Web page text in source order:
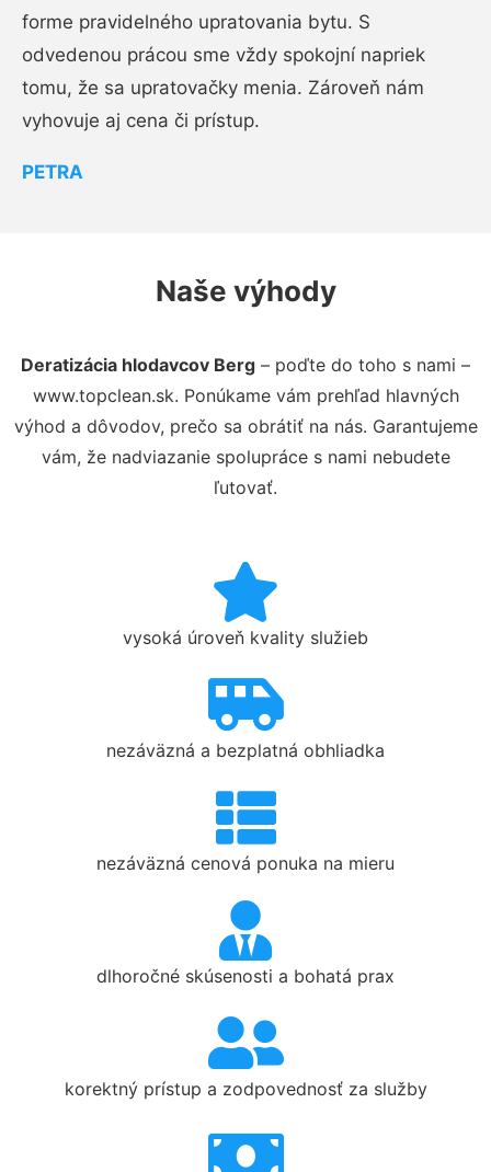
forme pravidelného upratovania bytu. S
odvedenou prácou sme vždy spokojní napriek
tomu, že sa upratovačky menia. Zároveň nám
vyhovuje aj cena či prístup.
PETRA
Naše výhody
Deratizácia hlodavcov Berg – poďte do toho s nami –
www.topclean.sk. Ponúkame vám prehľad hlavných
výhod a dôvodov, prečo sa obrátiť na nás. Garantujeme
vám, že nadviazanie spolupráce s nami nebudete
ľutovať.
vysoká úroveň kvality služieb
nezáväzná a bezplatná obhliadka
nezáväzná cenová ponuka na mieru
dlhoročné skúsenosti a bohatá prax
korektný prístup a zodpovednosť za služby